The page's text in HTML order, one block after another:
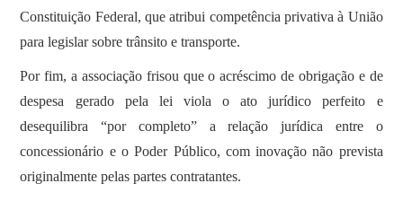
Constituição Federal, que atribui competência privativa à União
para legislar sobre trânsito e transporte.
Por fim, a associação frisou que o acréscimo de obrigação e de
despesa gerado pela lei viola o ato jurídico perfeito e
desequilibra “por completo” a relação jurídica entre o
concessionário e o Poder Público, com inovação não prevista
originalmente pelas partes contratantes.